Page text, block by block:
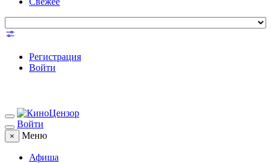
Регистрация
Войти
Войти
× Меню
Афиша